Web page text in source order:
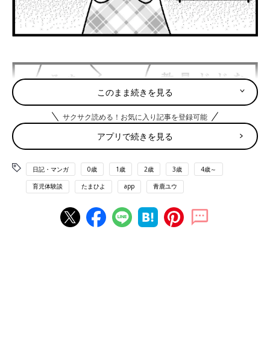
このまま続きを見る
サクサク読める！お気に入り記事を登録可能
アプリで続きを見る
日記・マンガ 0歳 1歳 2歳 3歳 4歳～
育児体験談 たまひよ app 青鹿ユウ